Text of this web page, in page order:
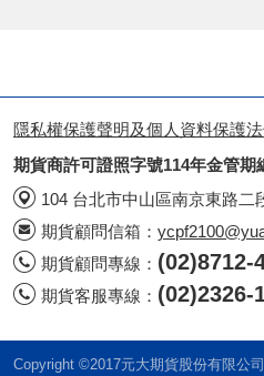
隱私權保護聲明及個人資料保護
期貨商許可證照字號114年金管期
104 台北市中山區南京東路二
期貨顧問信箱：
期貨顧問專線： (02)8712-
期貨客服專線： (02)2326-
Copyright ©2017元大期貨股份有限公司